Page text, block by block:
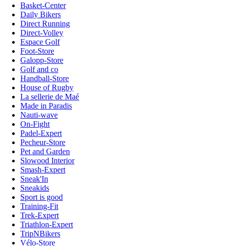
Basket-Center
Daily Bikers
Direct Running
Direct-Volley
Espace Golf
Foot-Store
Galopp-Store
Golf and co
Handball-Store
House of Rugby
La sellerie de Maé
Made in Paradis
Nauti-wave
On-Fight
Padel-Expert
Pecheur-Store
Pet and Garden
Slowood Interior
Smash-Expert
Sneak'In
Sneakids
Sport is good
Training-Fit
Trek-Expert
Triathlon-Expert
TripNBikers
Vélo-Store